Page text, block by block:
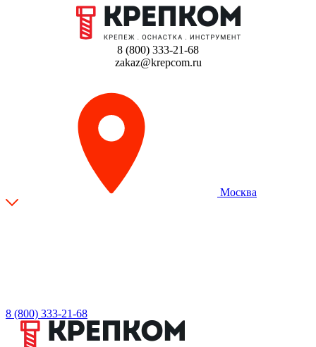
8 (800) 333-21-68
zakaz@krepcom.ru
Москва
8 (800) 333-21-68